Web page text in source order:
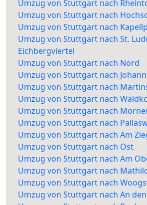
Umzug von Stuttgart nach
Umzug von Stuttgart nach
Umzug von Stuttgart nach
Umzug von Stuttgart nach St.
Eichbergviertel
Umzug von Stuttgart nach Nord
Umzug von Stuttgart nach
Umzug von Stuttgart nach
Umzug von Stuttgart nach
Umzug von Stuttgart nach
Umzug von Stuttgart nach
Umzug von Stuttgart nach Am
Umzug von Stuttgart nach Ost
Umzug von Stuttgart nach Am
Umzug von Stuttgart nach
Umzug von Stuttgart nach
Umzug von Stuttgart nach An